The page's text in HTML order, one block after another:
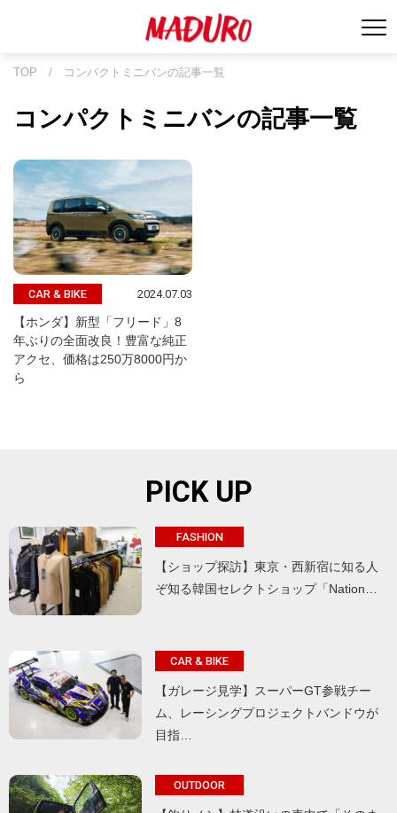
TOP / コンパクトミニバンの記事一覧
コンパクトミニバンの記事一覧
CAR & BIKE 2024.07.03
【ホンダ】新型「フリード」8
年ぶりの全面改良！豊富な純正
アクセ、価格は250万8000円か
ら
PICK UP
FASHION
【ショップ探訪】東京・西新宿に知る人
ぞ知る韓国セレクトショップ「Nation…
CAR & BIKE
【ガレージ見学】スーパーGT参戦チー
ム、レーシングプロジェクトバンドウが
目指…
OUTDOOR